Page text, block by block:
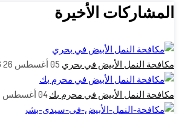
المشاركات الأخيرة
مكافحة النمل الأبيض في بحري 05 أغسطس 26 6
مكافحة النمل الأبيض في محرم بك04 أغسطس 26